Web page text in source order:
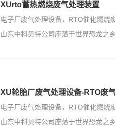
XUrto蓄热燃烧废气处理装置
山东中科贝特公司座落于世界恐龙之乡的山东诸城，是一家集科技开发、生产
XU轮胎厂废气处理设备-RTO废
山东中科贝特公司座落于世界恐龙之乡的山东诸城，是一家集科技开发、生产